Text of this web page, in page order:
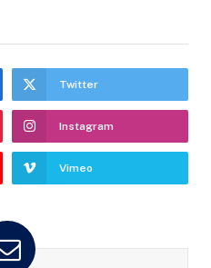
Twitter
Instagram
Vimeo